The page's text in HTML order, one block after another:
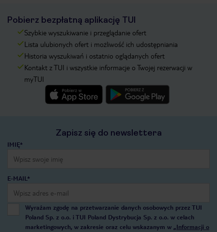
Pobierz bezpłatną aplikację TUI
Szybkie wyszukiwanie i przeglądanie ofert
Lista ulubionych ofert i możliwość ich udostępniania
Historia wyszukiwań i ostatnio oglądanych ofert
Kontakt z TUI i wszystkie informacje o Twojej rezerwacji w
myTUI
Zapisz się do newslettera
IMIĘ*
E-MAIL*
Wyrażam zgodę na przetwarzanie danych osobowych przez TUI
Poland Sp. z o.o. i TUI Poland Dystrybucja Sp. z o.o. w celach
marketingowych, w zakresie oraz celu wskazanym w „Informacji o